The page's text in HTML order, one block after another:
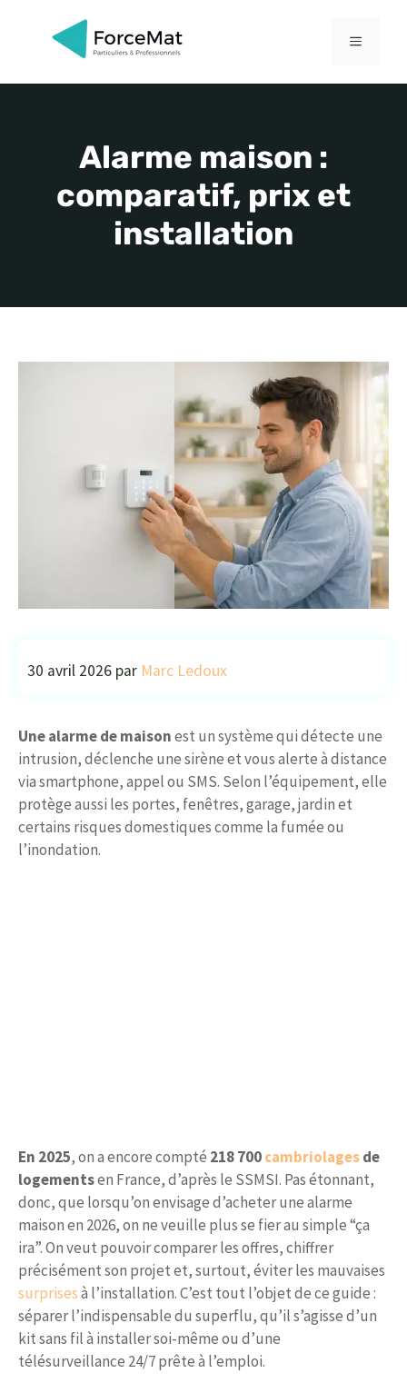
MENU
Alarme maison :
comparatif, prix et
installation
30 avril 2026 par Marc Ledoux
Une alarme de maisonest un système qui détecte une
intrusion, déclenche une sirène et vous alerte à distance
via smartphone, appel ou SMS. Selon l’équipement, elle
protège aussi les portes, fenêtres, garage, jardin et
certains risques domestiques comme la fumée ou
l’inondation.
En 2025, on a encore compté 218 700cambriolagesde
logementsen France, d’après le SSMSI. Pas étonnant,
donc, que lorsqu’on envisage d’acheter une alarme
maison en 2026, on ne veuille plus se fier au simple “ça
ira”. On veut pouvoir comparer les offres, chiffrer
précisément son projet et, surtout, éviter les mauvaises
surprisesà l’installation. C’est tout l’objet de ce guide :
séparer l’indispensable du superflu, qu’il s’agisse d’un
kit sans fil à installer soi-même ou d’une
télésurveillance 24/7 prête à l’emploi.